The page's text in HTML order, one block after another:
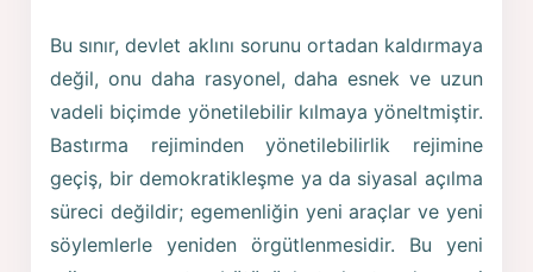
Bu sınır, devlet aklını sorunu ortadan kaldırmaya
değil, onu daha rasyonel, daha esnek ve uzun
vadeli biçimde yönetilebilir kılmaya yöneltmiştir.
Bastırma rejiminden yönetilebilirlik rejimine
geçiş, bir demokratikleşme ya da siyasal açılma
süreci değildir; egemenliğin yeni araçlar ve yeni
söylemlerle yeniden örgütlenmesidir. Bu yeni